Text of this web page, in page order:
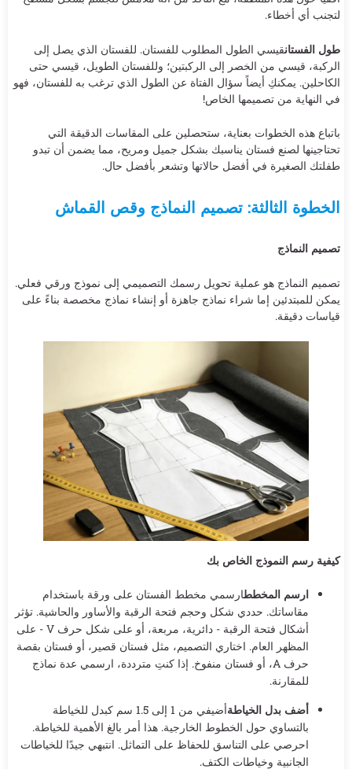
لتجنب أي أخطاء.
طول الفستانقيسي الطول المطلوب للفستان. للفستان الذي يصل إلى
الركبة، قيسي من الخصر إلى الركبتين؛ وللفستان الطويل، قيسي حتى
الكاحلين. يمكنكِ أيضاً سؤال الفتاة عن الطول الذي ترغب به للفستان، فهو
في النهاية من تصميمها الخاص!
باتباع هذه الخطوات بعناية، ستحصلين على المقاسات الدقيقة التي
تحتاجينها لصنع فستان يناسبك بشكل جميل ومريح، مما يضمن أن تبدو
طفلتك الصغيرة في أفضل حالاتها وتشعر بأفضل حال.
الخطوة الثالثة: تصميم النماذج وقص القماش
تصميم النماذج
تصميم النماذج هو عملية تحويل رسمك التصميمي إلى نموذج ورقي فعلي.
يمكن للمبتدئين إما شراء نماذج جاهزة أو إنشاء نماذج مخصصة بناءً على
قياسات دقيقة.
كيفية رسم النموذج الخاص بك
ارسم المخططارسمي مخطط الفستان على ورقة باستخدام
مقاساتك. حددي شكل وحجم فتحة الرقبة والأساور والحاشية. تؤثر
أشكال فتحة الرقبة - دائرية، مربعة، أو على شكل حرف V - على
المظهر العام. اختاري التصميم، مثل فستان قصير، أو فستان بقصة
حرف A، أو فستان منفوخ. إذا كنتِ مترددة، ارسمي عدة نماذج
للمقارنة.
أضف بدل الخياطة
أضيفي من 1 إلى 1.5 سم كبدل للخياطة
بالتساوي حول الخطوط الخارجية. هذا أمر بالغ الأهمية للخياطة.
احرصي على التناسق للحفاظ على التماثل. انتبهي جيدًا للخياطات
الجانبية وخياطات الكتف.